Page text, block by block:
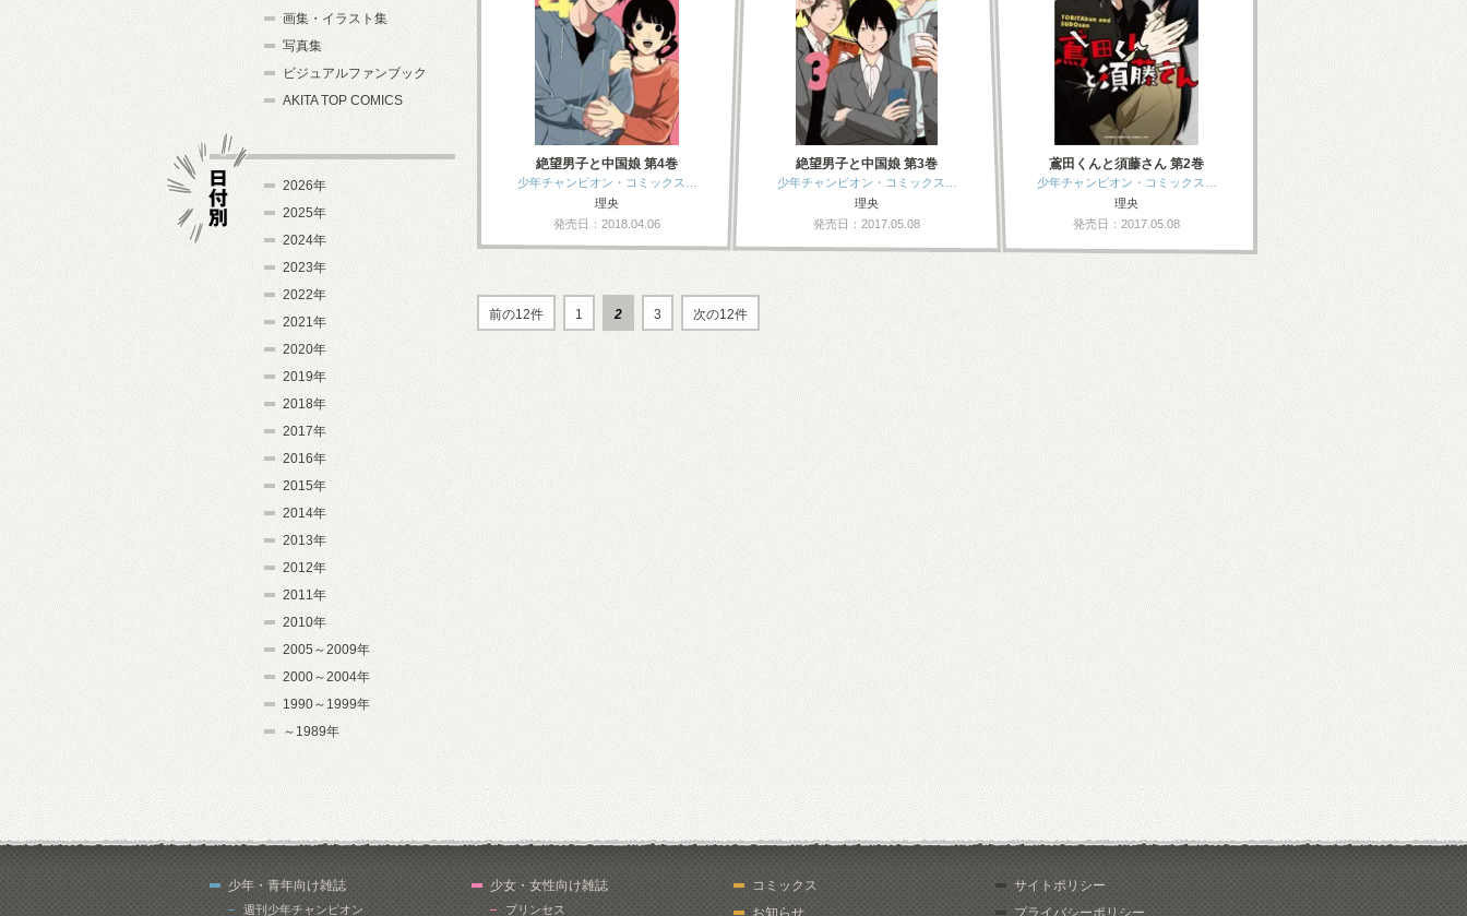
絶望男子と中国娘 第4巻
少年チャンピオン・コミックス…
理央
発売日：2018.04.06
絶望男子と中国娘 第3巻
少年チャンピオン・コミックス…
理央
発売日：2017.05.08
鳶田くんと須藤さん 第2巻
少年チャンピオン・コミックス…
理央
発売日：2017.05.08
前の12件 1 2 3 次の12件
画集・イラスト集
写真集
ビジュアルファンブック
AKITA TOP COMICS
2026年
2025年
2024年
2023年
2022年
2021年
2020年
2019年
2018年
2017年
2016年
2015年
2014年
2013年
2012年
2011年
2010年
2005～2009年
2000～2004年
1990～1999年
～1989年
少年・青年向け雑誌
週刊少年チャンピオン
少女・女性向け雑誌
プリンセス
コミックス
お知らせ
サイトポリシー
プライバシーポリシー